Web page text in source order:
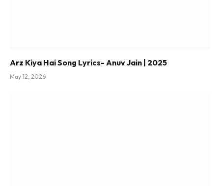
Arz Kiya Hai Song Lyrics- Anuv Jain | 2025
May 12, 2026